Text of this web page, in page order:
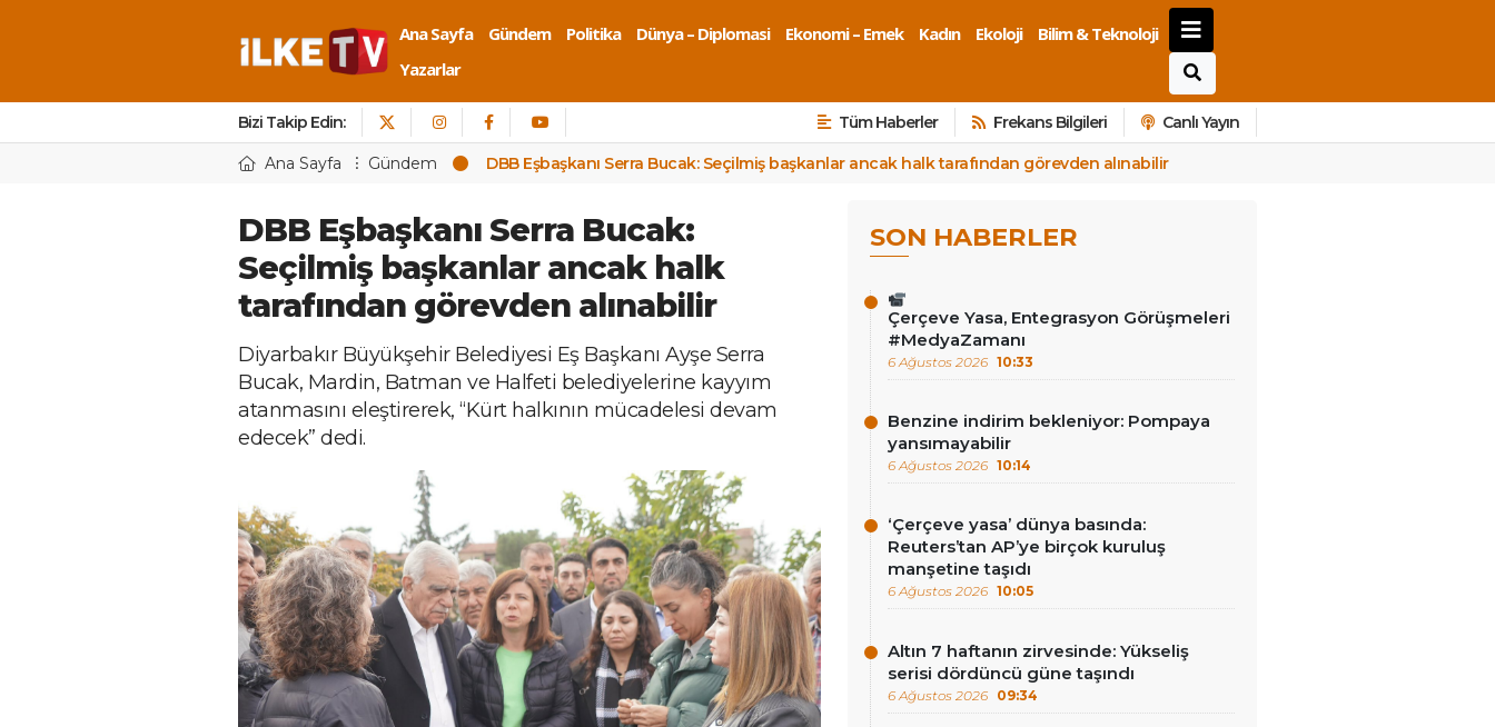
Ana Sayfa Gündem Politika Dünya – Diplomasi Ekonomi – Emek Kadın Ekoloji
Bilim & Teknoloji
Yazarlar
Bizi Takip Edin: Tüm Haberler Frekans Bilgileri Canlı Yayın
Ana Sayfa Gündem DBB Eşbaşkanı Serra Bucak: Seçilmiş başkanlar ancak halk tarafından görevden alınabilir
DBB Eşbaşkanı Serra Bucak:
Seçilmiş başkanlar ancak halk
tarafından görevden alınabilir
Diyarbakır Büyükşehir Belediyesi Eş Başkanı Ayşe Serra
Bucak, Mardin, Batman ve Halfeti belediyelerine kayyım
atanmasını eleştirerek, “Kürt halkının mücadelesi devam
edecek” dedi.
SON HABERLER
Çerçeve Yasa, Entegrasyon Görüşmeleri
#MedyaZamanı
6 Ağustos 2026 10:33
Benzine indirim bekleniyor: Pompaya
yansımayabilir
6 Ağustos 2026 10:14
‘Çerçeve yasa’ dünya basında:
Reuters’tan AP’ye birçok kuruluş
manşetine taşıdı
6 Ağustos 2026 10:05
Altın 7 haftanın zirvesinde: Yükseliş
serisi dördüncü güne taşındı
6 Ağustos 2026 09:34